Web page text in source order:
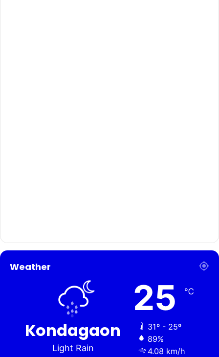
Weather
Kondagaon
Light Rain
25 ℃
31º - 25º
89%
4.08 km/h